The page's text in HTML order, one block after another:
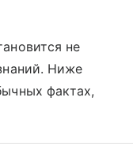
не
Ниже
фактах,